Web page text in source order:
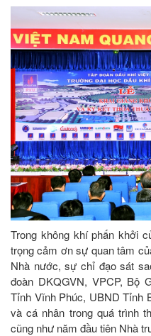
Trong không khí phấn khởi
trọng cảm ơn sự quan tâm
Nhà nước, sự chỉ đạo sát
đoàn DKQGVN, VPCP, Bộ
Tỉnh Vĩnh Phúc, UBND Tỉnh
và cá nhân trong quá trình
cũng như năm đầu tiên Nhà